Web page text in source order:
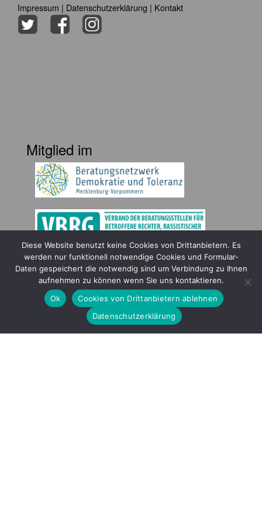
Impressum | Datenschutzerklärung | Kontakt
Mitglied im
Gefördert durch
Diese Website benutzt keine Cookies von Drittanbietern. Es
werden nur funktionell notwendige Cookies und Formular-
Daten gespeichert die notwendig sind um Verbindung zu Ihnen
aufnehmen zu können wenn Sie uns kontaktieren.
Ok
Cookies von Drittanbietern ablehnen
Datenschutzerklärung